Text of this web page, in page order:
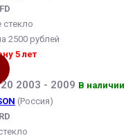
стекло
2500 рублей
5 лет
2003 - 2009 В наличии
(Россия)